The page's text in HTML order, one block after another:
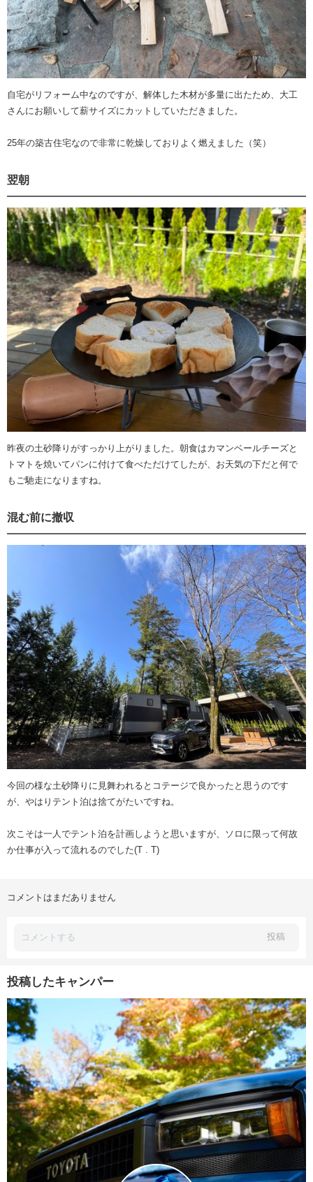
自宅がリフォーム中なのですが、解体した木材が多量に出たため、大工
さんにお願いして薪サイズにカットしていただきました。
25年の築古住宅なので非常に乾燥しておりよく燃えました（笑）
翌朝
昨夜の土砂降りがすっかり上がりました。朝食はカマンベールチーズと
トマトを焼いてパンに付けて食べただけてしたが、お天気の下だと何で
もご馳走になりますね。
混む前に撤収
今回の様な土砂降りに見舞われるとコテージで良かったと思うのです
が、やはりテント泊は捨てがたいですね。
次こそは一人でテント泊を計画しようと思いますが、ソロに限って何故
か仕事が入って流れるのでした(T . T)
コメントはまだありません
投稿
投稿したキャンパー